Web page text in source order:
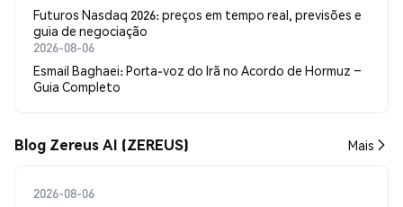
Futuros Nasdaq 2026: preços em tempo real, previsões e
guia de negociação
2026-08-06
Esmail Baghaei: Porta-voz do Irã no Acordo de Hormuz –
Guia Completo
Blog Zereus AI (ZEREUS) Mais
2026-08-06